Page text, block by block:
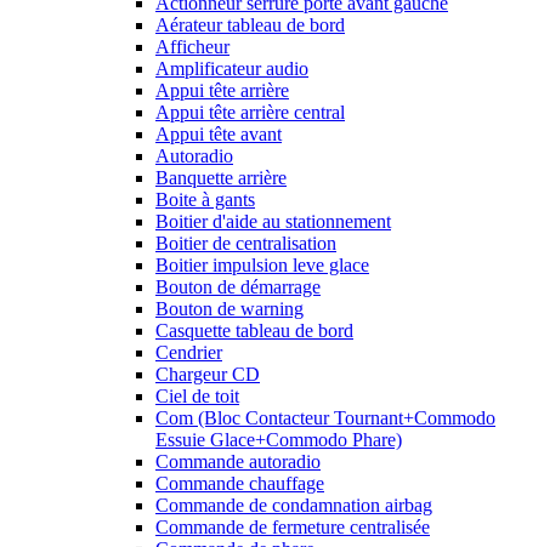
Aérateur tableau de bord
Afficheur
Amplificateur audio
Appui tête arrière
Appui tête arrière central
Appui tête avant
Autoradio
Banquette arrière
Boite à gants
Boitier d'aide au stationnement
Boitier de centralisation
Boitier impulsion leve glace
Bouton de démarrage
Bouton de warning
Casquette tableau de bord
Cendrier
Chargeur CD
Ciel de toit
Com (Bloc Contacteur Tournant+Commodo
Essuie Glace+Commodo Phare)
Commande autoradio
Commande chauffage
Commande de condamnation airbag
Commande de fermeture centralisée